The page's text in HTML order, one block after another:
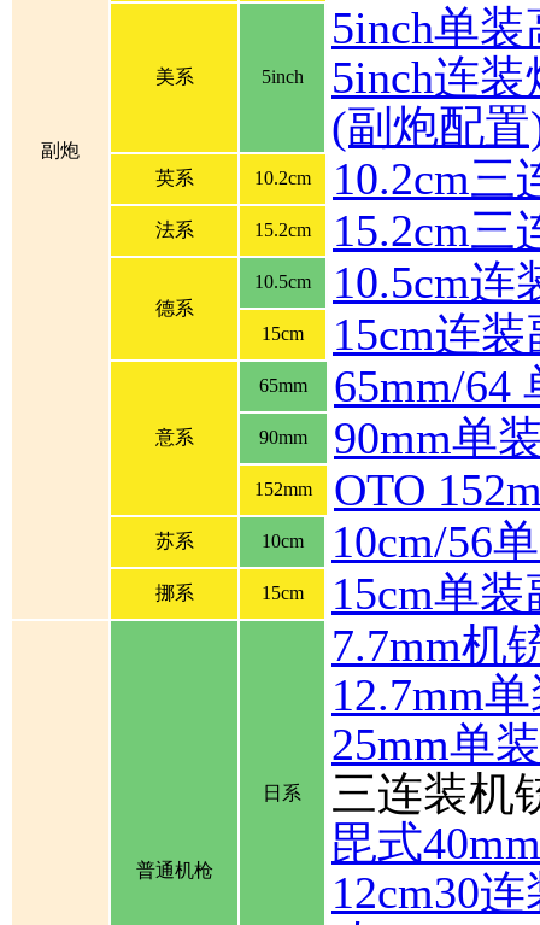
副炮
美系 5inch
5inch单
5inch连装
(副炮配
英系 10.2cm 10.2cm三
法系 15.2cm 15.2cm三
德系
10.5cm 10.5cm连
15cm 15cm连
意系
65mm 65mm/64
90mm 90mm单
152mm OTO
苏系 10cm 10cm/56
挪系 15cm 15cm单
普通机枪
日系
7.7mm机
12.7mm
25mm单
三连装机
毘式
12cm30